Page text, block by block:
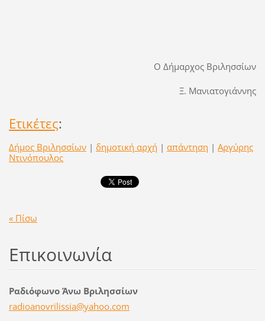
Ο Δήμαρχος Βριλησσίων
Ξ. Μανιατογιάννης
Ετικέτες:
Δήμος Βριλησσίων | δημοτική αρχή | απάντηση | Αργύρης
Ντινόπουλος
« Πίσω
Επικοινωνία
Ραδιόφωνο Άνω Βριλησσίων
radioanovrilissia@yahoo.com